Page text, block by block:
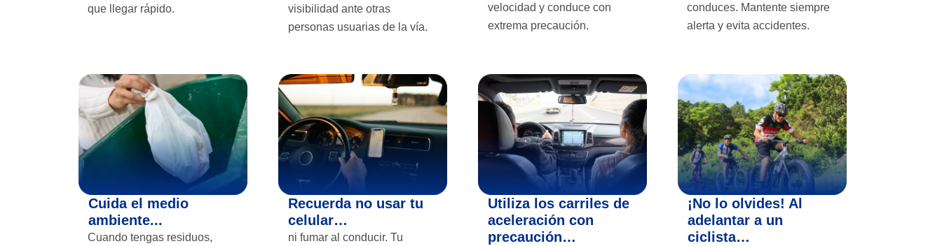
que llegar rápido.
visibilidad ante otras
personas usuarias de la vía.
velocidad y conduce con
extrema precaución.
conduces. Mantente siempre
alerta y evita accidentes.
Cuida el medio
ambiente...
Cuando tengas residuos,
Recuerda no usar tu
celular…
ni fumar al conducir. Tu
Utiliza los carriles de
aceleración con
precaución…
¡No lo olvides! Al
adelantar a un
ciclista…